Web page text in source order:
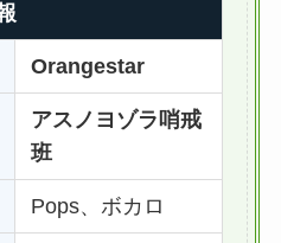
Orangestar
アスノヨゾラ哨戒
班
Pops、ボカロ